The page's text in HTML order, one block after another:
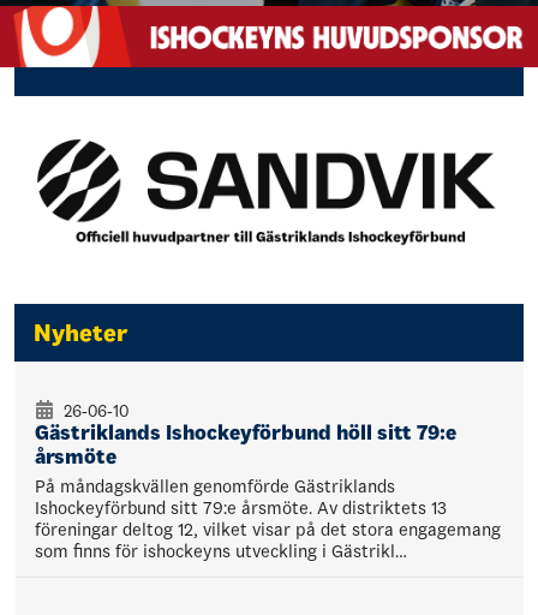
Nyheter
Gästriklands Ishockeyförbund höll sitt 79:e
årsmöte
26-06-10
På måndagskvällen genomförde Gästriklands
Ishockeyförbund sitt 79:e årsmöte. Av distriktets 13
föreningar deltog 12, vilket visar på det stora engagemang
som finns för ishockeyns utveckling i Gästrikl…